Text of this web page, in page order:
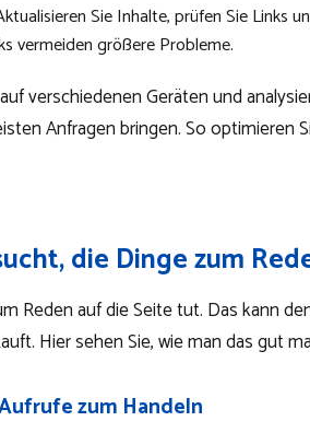
Sie Inhalte, prüfen Sie Links
vermeiden größere Probleme.
verschiedenen Geräten und
Anfragen bringen. So optimieren
die Dinge zum
Reden auf die Seite tut. Das kann
Hier sehen Sie, wie man das gut
zum Handeln